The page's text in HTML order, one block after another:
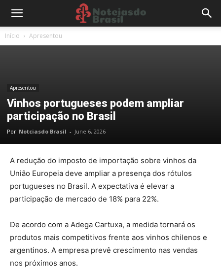
Início Apresentou
Apresentou
Vinhos portugueses podem ampliar
participação no Brasil
Por Notciasdo Brasil - June 6, 2026
A redução do imposto de importação sobre vinhos da
União Europeia deve ampliar a presença dos rótulos
portugueses no Brasil. A expectativa é elevar a
participação de mercado de 18% para 22%.
De acordo com a Adega Cartuxa, a medida tornará os
produtos mais competitivos frente aos vinhos chilenos e
argentinos. A empresa prevê crescimento nas vendas
nos próximos anos.